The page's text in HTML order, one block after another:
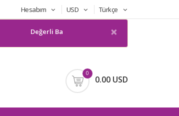
Hesabım USD Türkçe
×
Değerli Bayilerimiz LGP Siparişleriniz Ancak
0
0.00 USD